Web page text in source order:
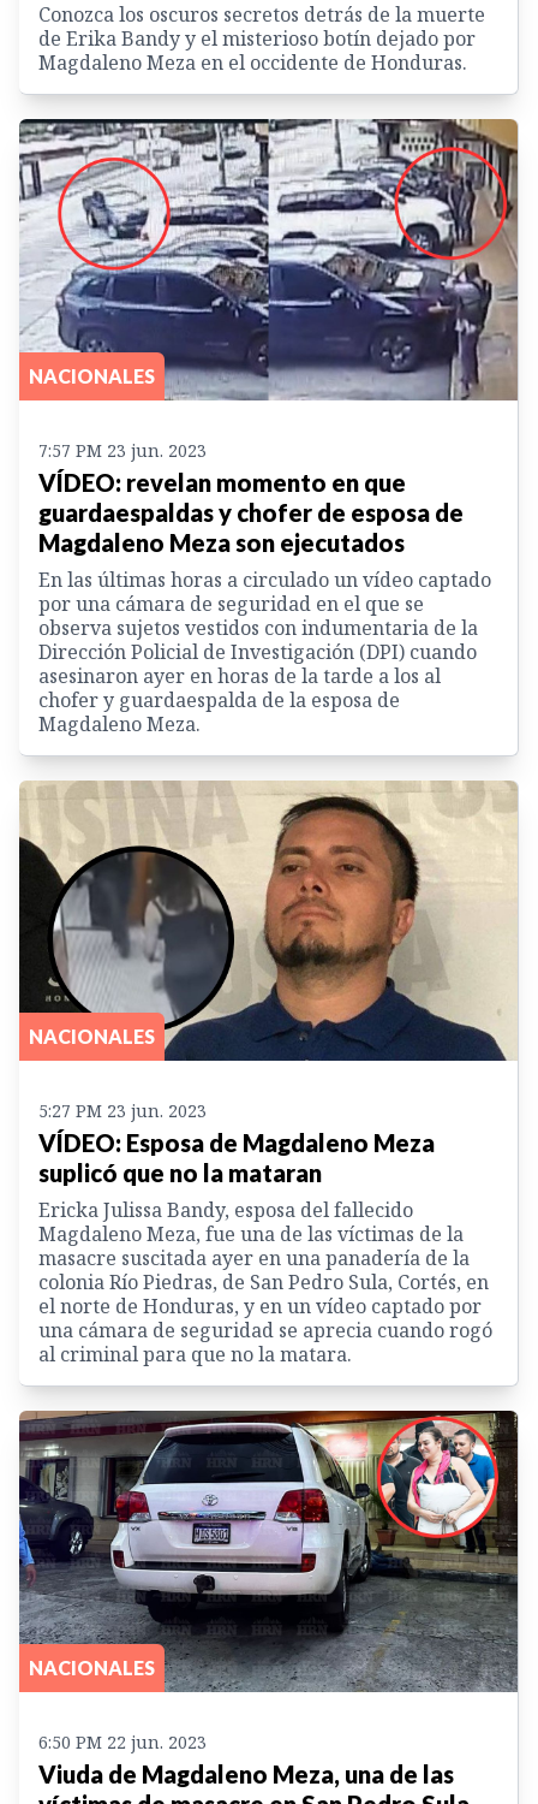
Conozca los oscuros secretos detrás de la muerte
de Erika Bandy y el misterioso botín dejado por
Magdaleno Meza en el occidente de Honduras.
NACIONALES
7:57 PM 23 jun. 2023
VÍDEO: revelan momento en que
guardaespaldas y chofer de esposa de
Magdaleno Meza son ejecutados
En las últimas horas a circulado un vídeo captado
por una cámara de seguridad en el que se
observa sujetos vestidos con indumentaria de la
Dirección Policial de Investigación (DPI) cuando
asesinaron ayer en horas de la tarde a los al
chofer y guardaespalda de la esposa de
Magdaleno Meza.
NACIONALES
5:27 PM 23 jun. 2023
VÍDEO: Esposa de Magdaleno Meza
suplicó que no la mataran
Ericka Julissa Bandy, esposa del fallecido
Magdaleno Meza, fue una de las víctimas de la
masacre suscitada ayer en una panadería de la
colonia Río Piedras, de San Pedro Sula, Cortés, en
el norte de Honduras, y en un vídeo captado por
una cámara de seguridad se aprecia cuando rogó
al criminal para que no la matara.
NACIONALES
6:50 PM 22 jun. 2023
Viuda de Magdaleno Meza, una de las